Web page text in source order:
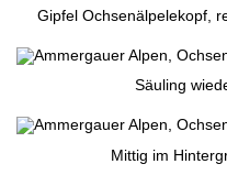
Gipfel Ochsenälpelekopf,
Säuling
Mittig im